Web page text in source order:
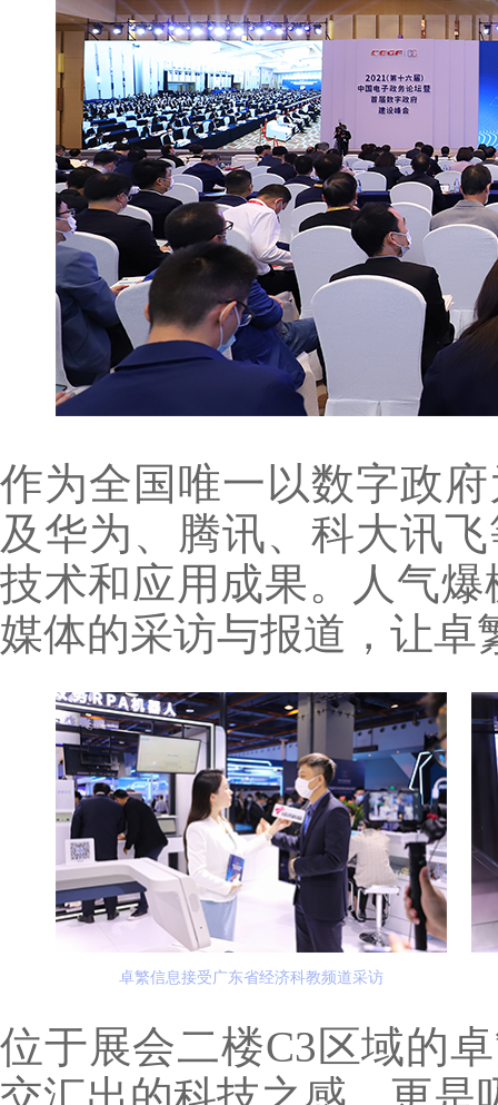
作为全国唯一以数字政
及华为、腾讯、科大讯
技术和应用成果。人气
媒体的采访与报道，让卓
卓繁信息接受广东省经济科教频道采访
位于展会二楼C3区域的